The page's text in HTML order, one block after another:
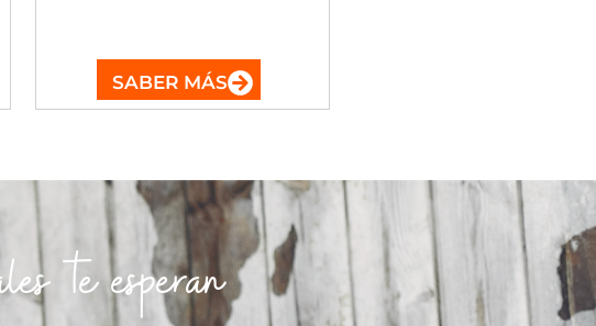
SABER MÁS
te esperan